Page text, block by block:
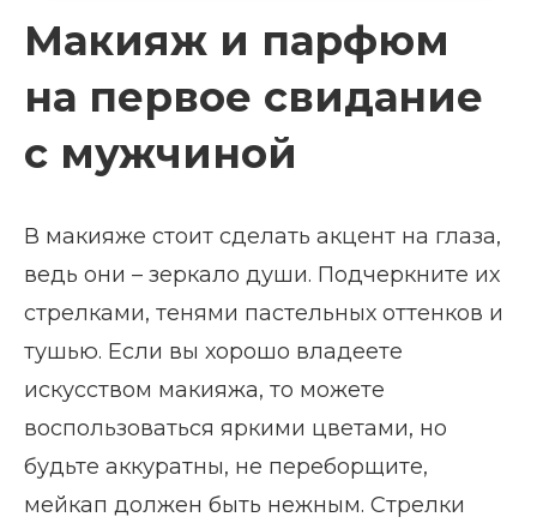
Макияж и парфюм
на первое свидание
с мужчиной
В макияже стоит сделать акцент на глаза,
ведь они – зеркало души. Подчеркните их
стрелками, тенями пастельных оттенков и
тушью. Если вы хорошо владеете
искусством макияжа, то можете
воспользоваться яркими цветами, но
будьте аккуратны, не переборщите,
мейкап должен быть нежным. Стрелки